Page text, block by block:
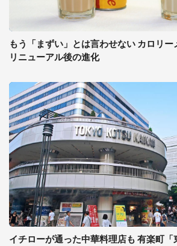
もう「まずい」とは言わせない カロリー
リニューアル後の進化
イチローが通った中華料理店も 有楽町